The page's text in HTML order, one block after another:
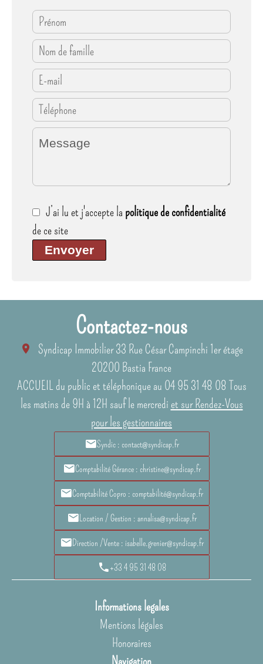
J’ai lu et j'accepte la politique de confidentialité
de ce site
Envoyer
Contactez-nous
Syndicap Immobilier33 Rue César Campinchi 1er étage
20200 Bastia France
ACCUEIL du public et téléphonique au 04 95 31 48 08 Tous
les matins de 9H à 12H sauf le mercredi et sur Rendez-Vous
pour les gestionnaires
Syndic : contact@syndicap.fr
Comptabilité Gérance : christine@syndicap.fr
Comptabilité Copro : comptabilité@syndicap.fr
Location / Gestion : annalisa@syndicap.fr
Direction /Vente : isabelle.grenier@syndicap.fr
+33 4 95 31 48 08
Informations legales
Mentions légales
Honoraires